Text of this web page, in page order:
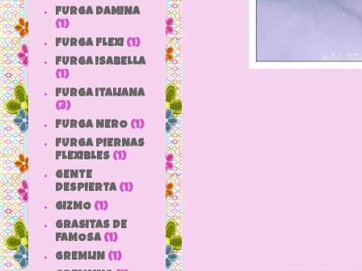
FURGA DAMINA
(1)
FURGA FLEXI (1)
FURGA ISABELLA
(1)
FURGA ITALIANA
(3)
FURGA NERO (1)
FURGA PIERNAS
FLEXIBLES (1)
GENTE
DESPIERTA (1)
GIZMO (1)
GRASITAS DE
FAMOSA (1)
GREMLIN (1)